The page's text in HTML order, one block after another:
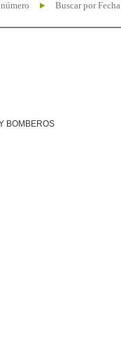
Buscar por Fecha
BOMBEROS